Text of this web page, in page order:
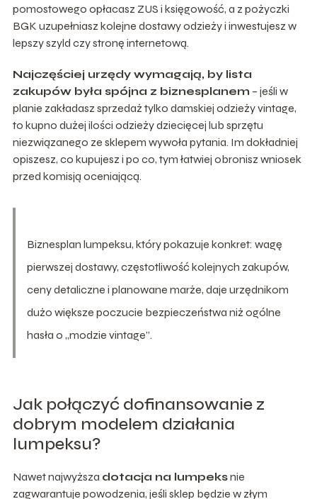
pomostowego opłacasz ZUS i księgowość, a z pożyczki
BGK uzupełniasz kolejne dostawy odzieży i inwestujesz w
lepszy szyld czy stronę internetową.
Najczęściej urzędy wymagają, by lista
zakupów była spójna z biznesplanem – jeśli w
planie zakładasz sprzedaż tylko damskiej odzieży vintage,
to kupno dużej ilości odzieży dziecięcej lub sprzętu
niezwiązanego ze sklepem wywoła pytania. Im dokładniej
opiszesz, co kupujesz i po co, tym łatwiej obronisz wniosek
przed komisją oceniającą.
Biznesplan lumpeksu, który pokazuje konkret: wagę
pierwszej dostawy, częstotliwość kolejnych zakupów,
ceny detaliczne i planowane marże, daje urzędnikom
dużo większe poczucie bezpieczeństwa niż ogólne
hasła o „modzie vintage”.
Jak połączyć dofinansowanie z
dobrym modelem działania
lumpeksu?
Nawet najwyższa dotacja na lumpeksnie
zagwarantuje powodzenia, jeśli sklep będzie w złym